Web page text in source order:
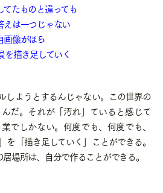
たものと違っても
は一つじゃない
画像がほら
描き足していく
しようとするんじゃない。この世界の
だ。それが「汚れ」ていると感じて
でしかない。何度でも、何度でも、
を「描き足していく」ことができる。
場所は、自分で作ることができる。